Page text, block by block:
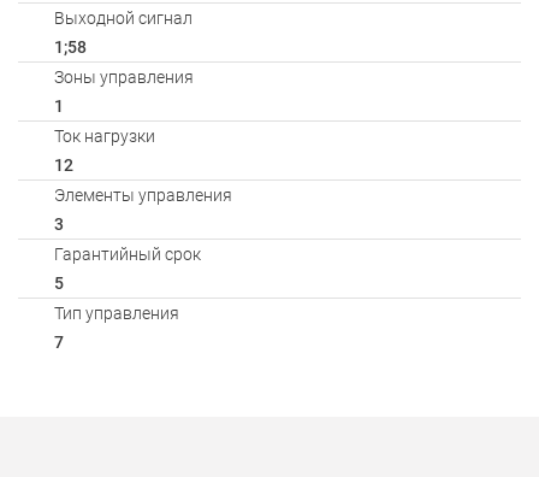
Выходной сигнал
1;58
Зоны управления
1
Ток нагрузки
12
Элементы управления
3
Гарантийный срок
5
Тип управления
7